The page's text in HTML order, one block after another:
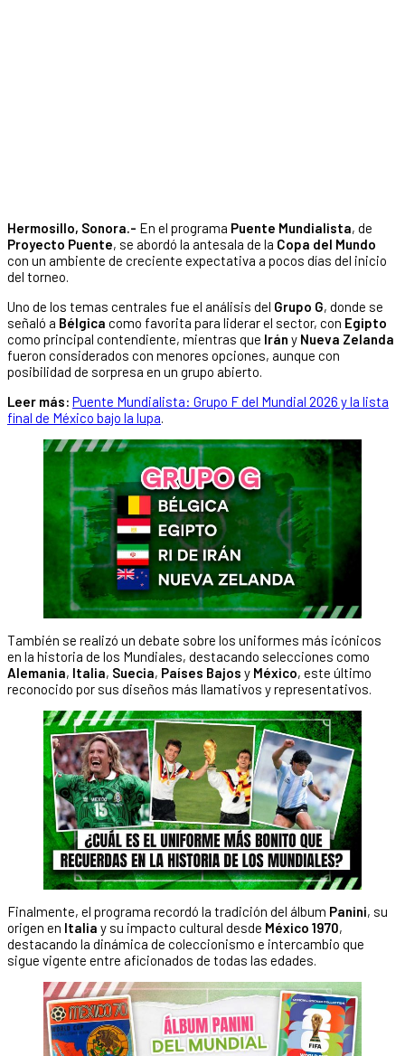
Hermosillo, Sonora.- En el programa Puente Mundialista, de
Proyecto Puente, se abordó la antesala de la Copa del Mundo
con un ambiente de creciente expectativa a pocos días del inicio
del torneo.
Uno de los temas centrales fue el análisis del Grupo G, donde se
señaló a Bélgica como favorita para liderar el sector, con Egipto
como principal contendiente, mientras que Irán y Nueva Zelanda
fueron considerados con menores opciones, aunque con
posibilidad de sorpresa en un grupo abierto.
Leer más: Puente Mundialista: Grupo F del Mundial 2026 y la lista
final de México bajo la lupa.
También se realizó un debate sobre los uniformes más icónicos
en la historia de los Mundiales, destacando selecciones como
Alemania, Italia, Suecia, Países Bajos y México, este último
reconocido por sus diseños más llamativos y representativos.
Finalmente, el programa recordó la tradición del álbum Panini, su
origen en Italia y su impacto cultural desde México 1970,
destacando la dinámica de coleccionismo e intercambio que
sigue vigente entre aficionados de todas las edades.